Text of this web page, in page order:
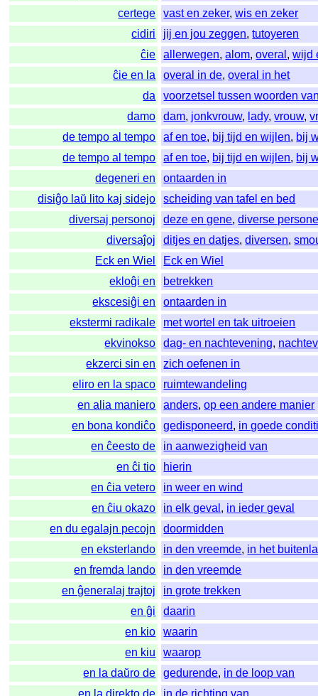
certege
vast en zeker,wis en zeker
cidiri
jij en jou zeggen,tutoyeren
ĉie
allerwegen,alom,overal ,wijd
ĉie en la
overal in de,overal in het
da
voorzetsel tussen woorden
damo
dam, jonkvrouw, lady,vrouw,
de tempo al tempo
af en toe, bij tijd en wijlen, bij
de tempo al tempo
af en toe, bij tijd en wijlen, bij
degeneri en
ontaarden in
disiĝo laŭ lito kaj sidejo
scheiding van tafel en bed
diversaj personoj
deze en gene,diverse
diversaĵoj
ditjes en datjes,diversen,
Eck en Wiel
Eck en Wiel
ekloĝi en
betrekken
ekscesiĝi en
ontaarden in
ekstermi radikale
met wortel en tak uitroeien
ekvinokso
dag- en nachtevening,
ekzerci sin en
zich oefenen in
eliro en la spaco
ruimtewandeling
en alia maniero
anders,op een andere manier
en bona kondiĉo
gedisponeerd, in goede
en ĉeesto de
in aanwezigheid van
en ĉi tio
hierin
en ĉia vetero
in weer en wind
en ĉiu okazo
in elk geval , in ieder geval
en du egalajn pecojn
doormidden
en eksterlando
in den vreemde, in het
en fremda lando
in den vreemde
en ĝeneralaj trajtoj
in grote trekken
en ĝi
daarin
en kio
waarin
en kiu
waarop
en la daŭro de
gedurende, in de loop van